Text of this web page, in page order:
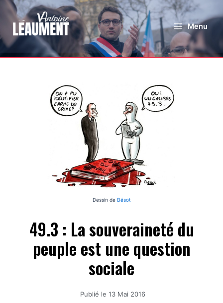
Menu
Dessin de Bésot
49.3 : La souveraineté du
peuple est une question
sociale
Publié le 13 Mai 2016